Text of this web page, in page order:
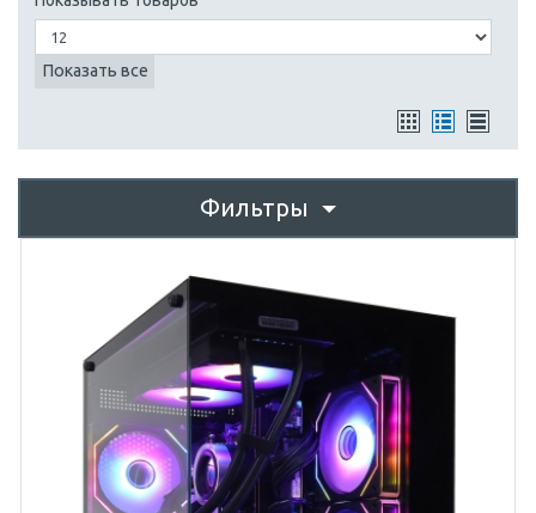
Показать все
Фильтры